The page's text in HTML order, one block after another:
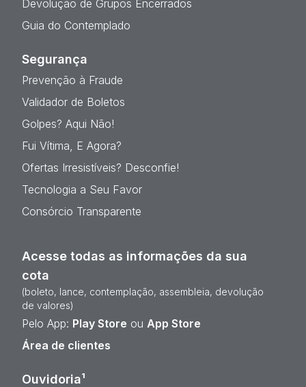
Devolução de Grupos Encerrados
Guia do Contemplado
Segurança
Prevenção à Fraude
Validador de Boletos
Golpes? Aqui Não!
Fui Vítima, E Agora?
Ofertas Irresistíveis? Desconfie!
Tecnologia a Seu Favor
Consórcio Transparente
Acesse todas as informações da sua
cota
(boleto, lance, contemplação, assembleia, devolução
de valores)
Pelo App: Play Store ou App Store
Área de clientes
Ouvidoria¹